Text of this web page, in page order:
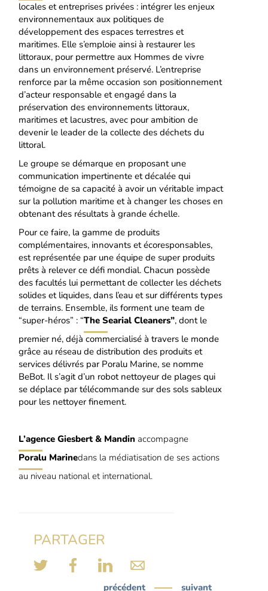
locales et entreprises privées : intégrer les enjeux
environnementaux aux politiques de
développement des espaces terrestres et
maritimes. Elle s’emploie ainsi à restaurer les
littoraux, pour permettre aux Hommes de vivre
dans un environnement préservé. L’entreprise
renforce par la même occasion son positionnement
d’acteur responsable et engagé dans la
préservation des environnements littoraux,
maritimes et lacustres, avec pour ambition de
devenir le leader de la collecte des déchets du
littoral.
Le groupe se démarque en proposant une
communication impertinente et décalée qui
témoigne de sa capacité à avoir un véritable impact
sur la pollution maritime et à changer les choses en
obtenant des résultats à grande échelle.
Pour ce faire, la gamme de produits
complémentaires, innovants et écoresponsables,
est représentée par une équipe de super produits
prêts à relever ce défi mondial. Chacun possède
des facultés lui permettant de collecter les déchets
solides et liquides, dans l’eau et sur différents types
de terrains. Ensemble, ils forment une team de
“super-héros” : “The Searial Cleaners”, dont le
premier né, déjà commercialisé à travers le monde
grâce au réseau de distributiondes produits et
services délivrés par Poralu Marine, se nomme
BeBot. Il s’agit d’un robot nettoyeur de plages qui
se déplace par télécommande sur des sols sableux
pour les nettoyer finement.
L’agence Giesbert & Mandin accompagne
Poralu Marinedans la médiatisation de ses actions
au niveau national et international.
PARTAGER
précédent suivant